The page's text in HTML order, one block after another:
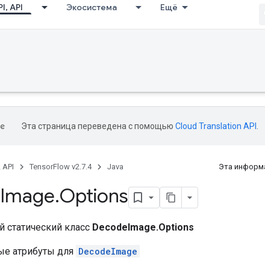
API Экосистема Ещё
Эта страница переведена с помощью Cloud Translation API
API TensorFlow v2.7.4 Java Эта
Image.Options
класс DecodeImage.Options
атрибуты для DecodeImage